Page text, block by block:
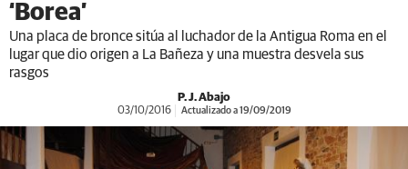
‘Borea’
Una placa de bronce sitúa al luchador de la Antigua Roma en el
lugar que dio origen a La Bañeza y una muestra desvela sus
rasgos
P. J. Abajo
03/10/2016 Actualizado a 19/09/2019